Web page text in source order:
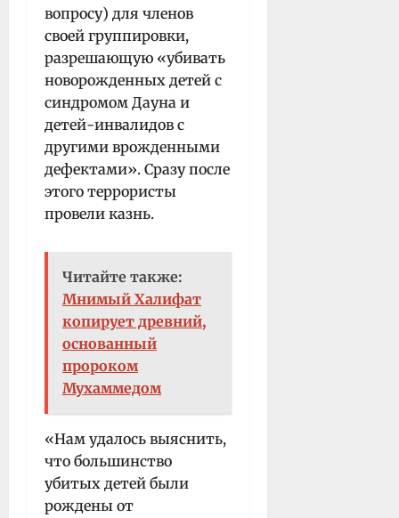
вопросу) для членов
своей группировки,
разрешающую «убивать
новорожденных детей с
синдромом Дауна и
детей-инвалидов с
другими врожденными
дефектами». Сразу после
этого террористы
провели казнь.
Читайте также:
Мнимый Халифат
копирует древний,
основанный
пророком
Мухаммедом
«Нам удалось выяснить,
что большинство
убитых детей были
рождены от